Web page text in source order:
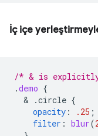
İç içe
/* & is
.demo {
  &
.circle {
opacity : .25 ;
filter : blur(